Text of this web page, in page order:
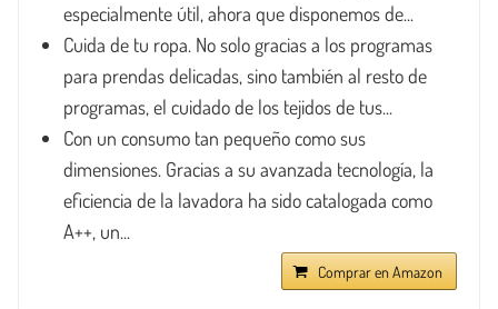
especialmente útil, ahora que disponemos de...
Cuida de tu ropa. No solo gracias a los programas
para prendas delicadas, sino también al resto de
programas, el cuidado de los tejidos de tus...
Con un consumo tan pequeño como sus
dimensiones. Gracias a su avanzada tecnología, la
eficiencia de la lavadora ha sido catalogada como
A++, un...
Comprar en Amazon